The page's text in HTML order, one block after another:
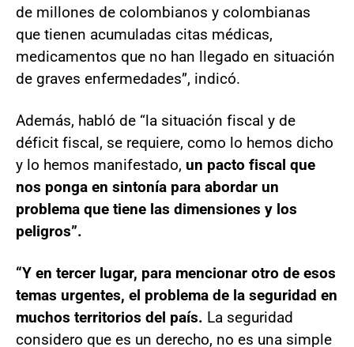
de millones de colombianos y colombianas
que tienen acumuladas citas médicas,
medicamentos que no han llegado en situación
de graves enfermedades”, indicó.
Además, habló de “la situación fiscal y de
déficit fiscal, se requiere, como lo hemos dicho
y lo hemos manifestado, un pacto fiscal que
nos ponga en sintonía para abordar un
problema que tiene las dimensiones y los
peligros”.
“Y en tercer lugar, para mencionar otro de esos
temas urgentes, el problema de la seguridad en
muchos territorios del país. La seguridad
considero que es un derecho, no es una simple